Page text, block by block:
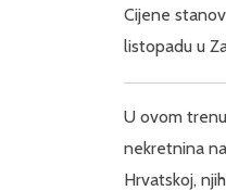
Cijene
listopadu u
U ovom
nekretnina
Hrvatskoj,